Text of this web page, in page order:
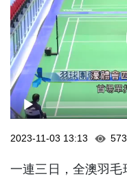
2023-11-03 13:13 573
一連三日，全澳羽